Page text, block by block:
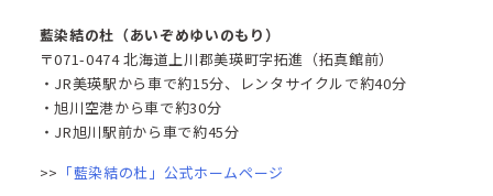
藍染結の杜（あいぞめゆいのもり）
〒071-0474 北海道上川郡美瑛町字拓進（拓真館前）
・JR美瑛駅から車で約15分、レンタサイクルで約40分​
・旭川空港から車で約30分
・JR旭川駅前から車で約45分
>> 「藍染結の杜」公式ホームページ